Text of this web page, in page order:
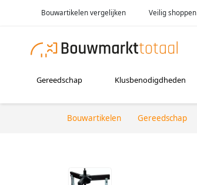
Bouwartikelen vergelijken Veilig shoppen
Gereedschap Klusbenodigdheden
Bouwartikelen Gereedschap